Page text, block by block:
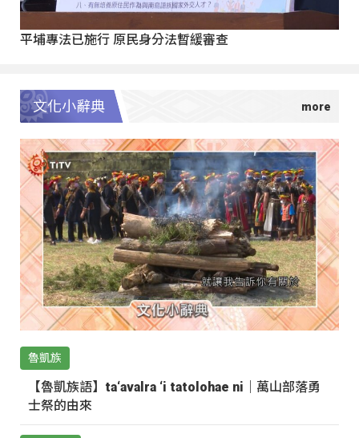
平埔專法已施行 原民身分法暫緩審查
文化小辭典
魯凱族
【魯凱族語】ta‘avalra ‘i tatolohae ni｜萬山部落勇
士祭的由來